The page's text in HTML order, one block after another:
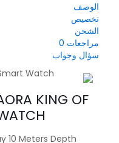
الوصف
تخصيص
الشحن
مراجعات 0
سؤال وجواب
KING OF
10 Meters Depth